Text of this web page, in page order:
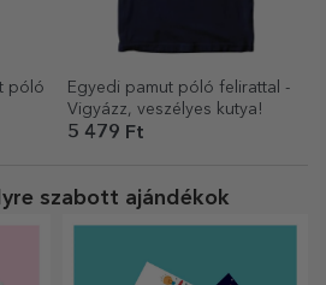
póló
Egyedi pamut póló felirattal -
Vigyázz, veszélyes kutya!
5 479 Ft
szabott ajándékok